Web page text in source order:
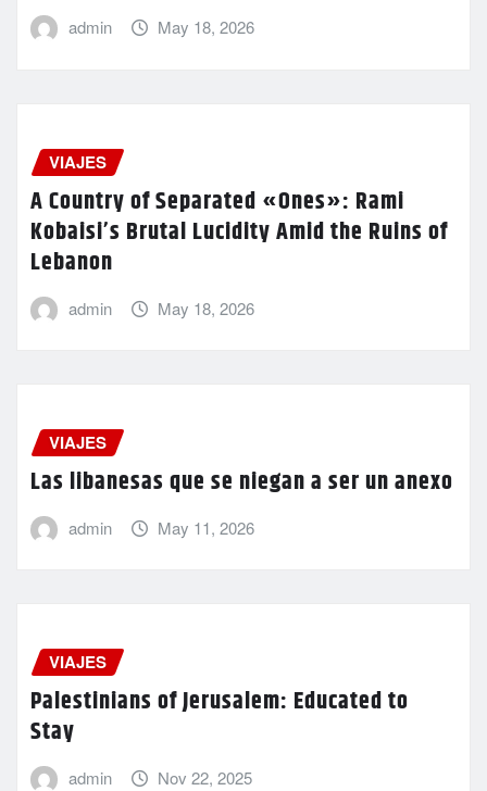
admin May 18, 2026
VIAJES
A Country of Separated «Ones»: Rami
Kobaisi’s Brutal Lucidity Amid the Ruins of
Lebanon
admin May 18, 2026
VIAJES
Las libanesas que se niegan a ser un anexo
admin May 11, 2026
VIAJES
Palestinians of Jerusalem: Educated to
Stay
admin Nov 22, 2025